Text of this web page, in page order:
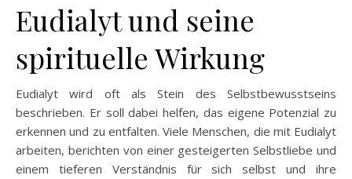
Eudialyt und seine
spirituelle Wirkung
Eudialyt wird oft als Stein des Selbstbewusstseins
beschrieben. Er soll dabei helfen, das eigene Potenzial zu
erkennen und zu entfalten. Viele Menschen, die mit Eudialyt
arbeiten, berichten von einer gesteigerten Selbstliebe und
einem tieferen Verständnis für sich selbst und ihre